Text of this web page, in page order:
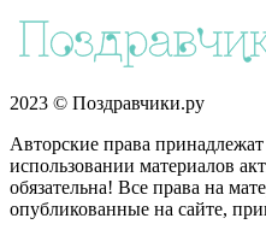
2023 © Поздравчики.ру
Авторские права
использовании материалов
обязательна! Все права на
опубликованные на сайте,